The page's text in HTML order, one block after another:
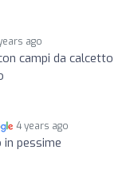
ago
campi da calcetto
4 years ago
in pessime